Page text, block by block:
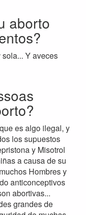
aborto
Y aveces
es algo ilegal, y
los supuestos
y Misotrol
a causa de su
Hombres y
anticonceptivos
abortivas...
grandes de